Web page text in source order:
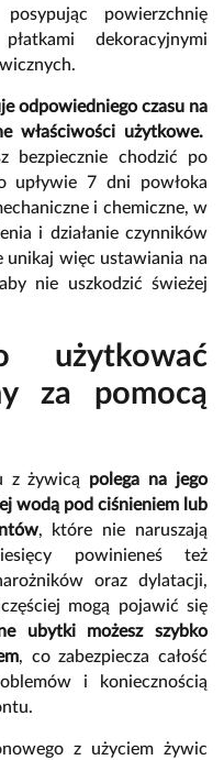
powierzchnię
dekoracyjnymi
odpowiedniego czasu na
właściwości użytkowe.
bezpiecznie chodzić po
upływie 7 dni powłoka
i chemiczne, w
i działanie czynników
więc ustawiania na
nie uszkodzić świeżej
użytkować
za pomocą
z żywicą polega na jego
wodą pod ciśnieniem lub
, które nie naruszają
powinieneś też
oraz dylatacji,
mogą pojawić się
ubytki możesz szybko
, co zabezpiecza całość
i koniecznością
z użyciem żywic